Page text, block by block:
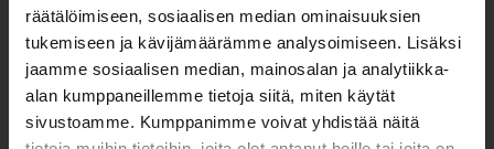
räätälöimiseen, sosiaalisen median ominaisuuksien
tukemiseen ja kävijämäärämme analysoimiseen. Lisäksi
jaamme sosiaalisen median, mainosalan ja analytiikka-
alan kumppaneillemme tietoja siitä, miten käytät
sivustoamme. Kumppanimme voivat yhdistää näitä